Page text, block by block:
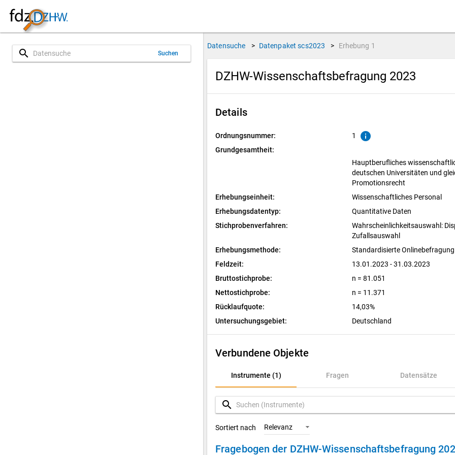
search Suchen
Datensuche > Datenpaket scs2023 > Erhebung 1
DZHW-Wissenschaftsbefragung 2023
Details
Ordnungsnummer: 1 info
Grundgesamtheit:
Hauptberufliches
deutschen Universitäten und
Promotionsrecht
Erhebungseinheit:
Wissenschaftliches Personal
Erhebungsdatentyp:
Quantitative Daten
Stichprobenverfahren:
Wahrscheinlichkeitsauswahl:
Zufallsauswahl
Erhebungsmethode:
Standardisierte Onlinebefragung
Feldzeit:
13.01.2023 - 31.03.2023
Bruttostichprobe:
n = 81.051
Nettostichprobe:
n = 11.371
Rücklaufquote:
14,03%
Untersuchungsgebiet:
Deutschland
Verbundene Objekte
Instrumente (1) Fragen Datensätze
Instrumente (1)
Fragen
Datensätze
Variablen
search
Sortiert nach Relevanz
Fragebogen der DZHW-Wissenschaftsbefragung